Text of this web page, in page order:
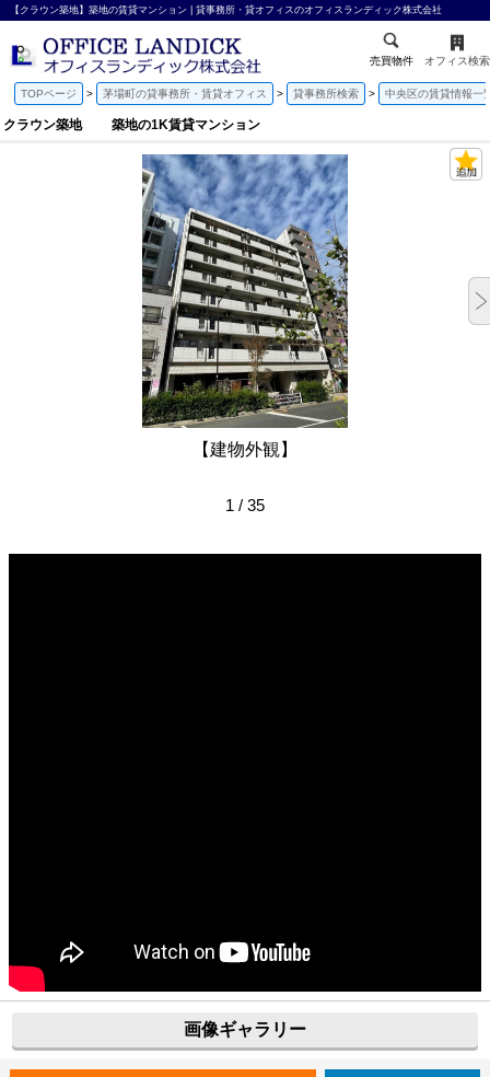
【クラウン築地】築地の賃貸マンション | 貸事務所・貸オフィスのオフィスランディック株式会社
売買物件 オフィス検索
TOPページ 茅場町の貸事務所・賃貸オフィス 貸事務所検索 中央区の賃貸情報一
クラウン築地 築地の1K賃貸マンション
【建物外観】
1 / 35
画像ギャラリー